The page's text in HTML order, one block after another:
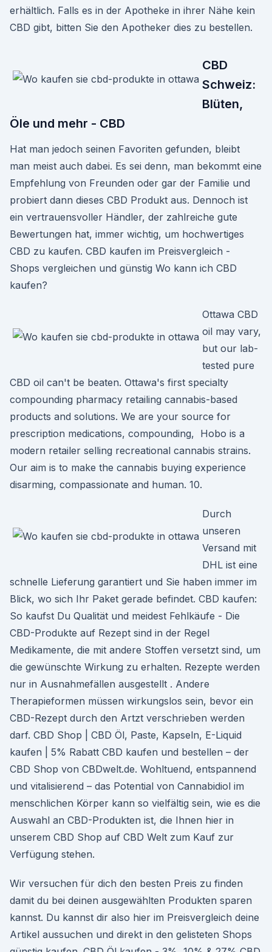
erhältlich. Falls es in der Apotheke in ihrer Nähe kein
CBD gibt, bitten Sie den Apotheker dies zu bestellen.
CBD
Schweiz:
Blüten,
Öle und mehr - CBD
Hat man jedoch seinen Favoriten gefunden, bleibt
man meist auch dabei. Es sei denn, man bekommt eine
Empfehlung von Freunden oder gar der Familie und
probiert dann dieses CBD Produkt aus. Dennoch ist
ein vertrauensvoller Händler, der zahlreiche gute
Bewertungen hat, immer wichtig, um hochwertiges
CBD zu kaufen. CBD kaufen im Preisvergleich -
Shops vergleichen und günstig Wo kann ich CBD
kaufen?
Ottawa CBD
oil may vary,
but our lab-
tested pure
CBD oil can't be beaten. Ottawa's first specialty
compounding pharmacy retailing cannabis-based
products and solutions. We are your source for
prescription medications, compounding, Hobo is a
modern retailer selling recreational cannabis strains.
Our aim is to make the cannabis buying experience
disarming, compassionate and human. 10.
Durch
unseren
Versand mit
DHL ist eine
schnelle Lieferung garantiert und Sie haben immer im
Blick, wo sich Ihr Paket gerade befindet. CBD kaufen:
So kaufst Du Qualität und meidest Fehlkäufe - Die
CBD-Produkte auf Rezept sind in der Regel
Medikamente, die mit andere Stoffen versetzt sind, um
die gewünschte Wirkung zu erhalten. Rezepte werden
nur in Ausnahmefällen ausgestellt . Andere
Therapieformen müssen wirkungslos sein, bevor ein
CBD-Rezept durch den Artzt verschrieben werden
darf. CBD Shop | CBD Öl, Paste, Kapseln, E-Liquid
kaufen | 5% Rabatt CBD kaufen und bestellen – der
CBD Shop von CBDwelt.de. Wohltuend, entspannend
und vitalisierend – das Potential von Cannabidiol im
menschlichen Körper kann so vielfältig sein, wie es die
Auswahl an CBD-Produkten ist, die Ihnen hier in
unserem CBD Shop auf CBD Welt zum Kauf zur
Verfügung stehen.
Wir versuchen für dich den besten Preis zu finden
damit du bei deinen ausgewählten Produkten sparen
kannst. Du kannst dir also hier im Preisvergleich deine
Artikel aussuchen und direkt in den gelisteten Shops